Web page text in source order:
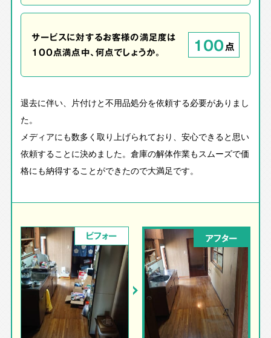
サービスに対するお客様の満足度は
100点満点中、何点でしょうか。
100点
退去に伴い、片付けと不用品処分を依頼する必要がありまし
た。
メディアにも数多く取り上げられており、安心できると思い
依頼することに決めました。倉庫の解体作業もスムーズで価
格にも納得することができたので大満足です。
ビフォー アフター